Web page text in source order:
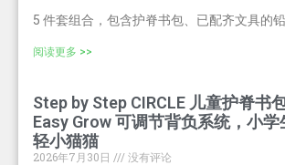
5 件套组合，包含护脊书包、已配齐文具的
阅读更多 >>
Step by Step CIRCLE 儿童护脊书
Easy Grow 可调节背负系统，小学
轻小猫猫
2026年7月30日
没有评论